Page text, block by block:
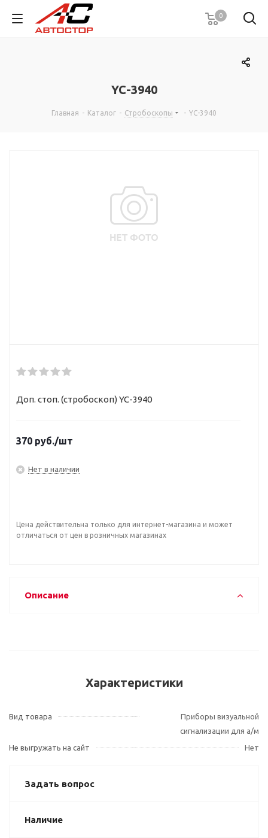
0
YC-3940
Главная - Каталог - Стробоскопы - YC-3940
Доп. стоп. (стробоскоп) YC-3940
370 руб./шт
Нет в наличии
Цена действительна только для интернет-магазина и может
отличаться от цен в розничных магазинах
Описание
Характеристики
Вид товара
Приборы визуальной
сигнализации для а/м
Не выгружать на сайт
Нет
Задать вопрос
Наличие